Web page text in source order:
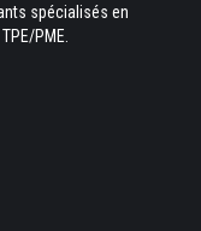
spécialisés en
PME.